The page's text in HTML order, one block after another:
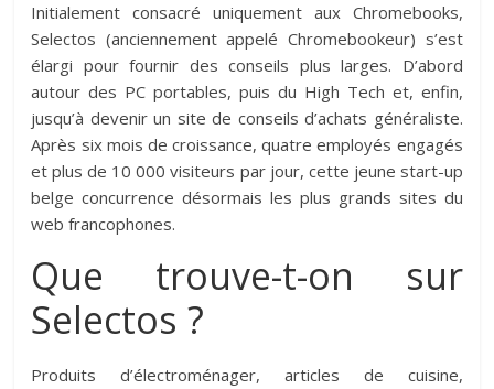
Initialement consacré uniquement aux Chromebooks,
Selectos (anciennement appelé Chromebookeur) s’est
élargi pour fournir des conseils plus larges. D’abord
autour des PC portables, puis du High Tech et, enfin,
jusqu’à devenir un site de conseils d’achats généraliste.
Après six mois de croissance, quatre employés engagés
et plus de 10 000 visiteurs par jour, cette jeune start-up
belge concurrence désormais les plus grands sites du
web francophones.
Que trouve-t-on sur
Selectos ?
Produits d’électroménager, articles de cuisine,